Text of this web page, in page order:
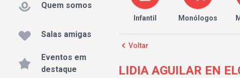
Quem somos
Salas amigas
Eventos em
destaque
Infantil Monólogos
Voltar
LIDIA AGUILAR EN